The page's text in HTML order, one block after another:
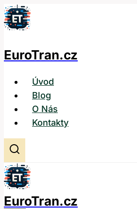
Přeskočit
na
EuroTran.cz
Úvod
Blog
O Nás
Kontakty
EuroTran.cz